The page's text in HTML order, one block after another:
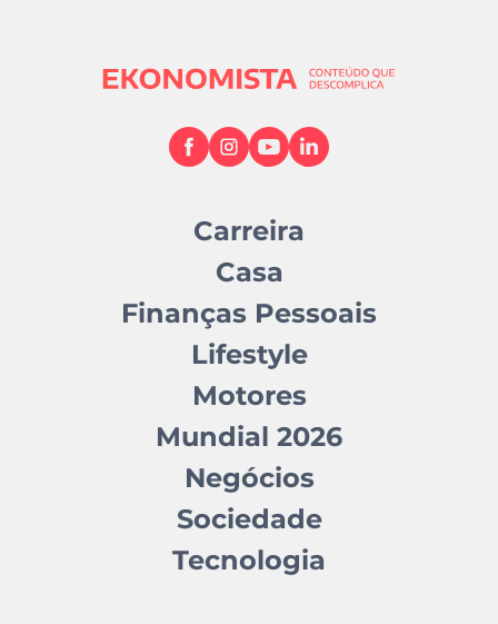
Carreira
Casa
Finanças Pessoais
Lifestyle
Motores
Mundial 2026
Negócios
Sociedade
Tecnologia